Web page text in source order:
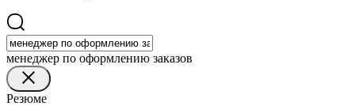
менеджер по оформлению заказов
Резюме